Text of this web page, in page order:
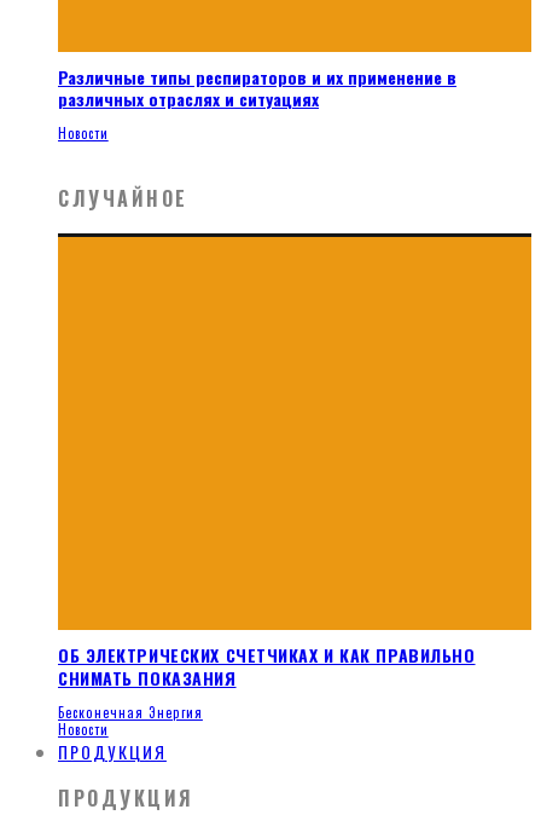
Различные типы респираторов и их применение в
различных отраслях и ситуациях
Новости
СЛУЧАЙНОЕ
ОБ ЭЛЕКТРИЧЕСКИХ СЧЕТЧИКАХ И КАК ПРАВИЛЬНО
СНИМАТЬ ПОКАЗАНИЯ
Бесконечная Энергия
Новости
ПРОДУКЦИЯ
ПРОДУКЦИЯ